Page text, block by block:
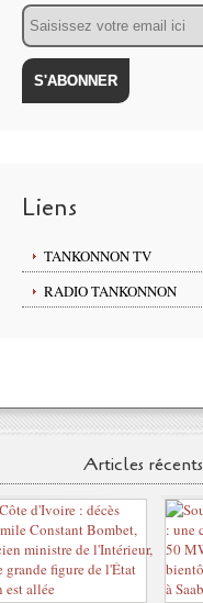
Email
Liens
TANKONNON TV
RADIO TANKONNON
Articles récents